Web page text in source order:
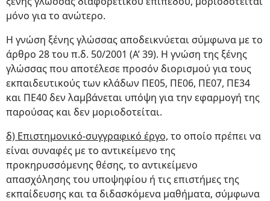
μόνο για το ανώτερο.
Η γνώση ξένης γλώσσας αποδεικνύεται σύμφωνα με το
άρθρο 28 του π.δ. 50/2001 (Α’ 39). Η γνώση της ξένης
γλώσσας που αποτέλεσε προσόν διορισμού για τους
εκπαιδευτικούς των κλάδων ΠΕ05, ΠΕ06, ΠΕ07, ΠΕ34
και ΠΕ40 δεν λαμβάνεται υπόψη για την εφαρμογή της
παρούσας και δεν μοριοδοτείται.
δ) Επιστημονικό-συγγραφικό έργο, το οποίο πρέπει να
είναι συναφές με το αντικείμενο της
προκηρυσσόμενης θέσης, το αντικείμενο
απασχόλησης του υποψηφίου ή τις επιστήμες της
εκπαίδευσης και τα διδασκόμενα μαθήματα, σύμφωνα